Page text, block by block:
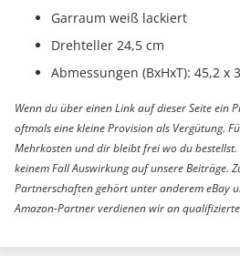
Garraum weiß lackiert
Drehteller 24,5 cm
Abmessungen (BxHxT): 45,2 x
Wenn du über einen Link auf dieser Seite ein
oftmals eine kleine Provision als Vergütung.
Mehrkosten und dir bleibt frei wo du
keinem Fall Auswirkung auf unsere Beiträge.
Partnerschaften gehört unter anderem eBay
Amazon-Partner verdienen wir an